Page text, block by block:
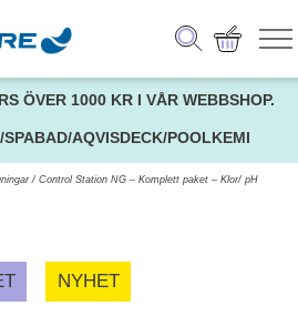
ÖVER 1000 KR I VÅR WEBBSHOP.
AQVISDECK/POOLKEMI
/ Control Station NG – Komplett paket – Klor/ pH
NYHET